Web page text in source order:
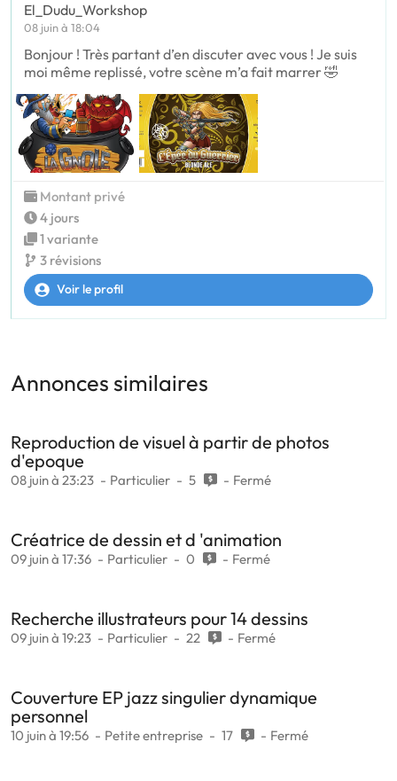
El_Dudu_Workshop
08 juin à 18:04
Bonjour ! Très partant d’en discuter avec vous ! Je suis
moi même replissé, votre scène m’a fait marrer 🤣
Montant privé
4 jours
1 variante
3 révisions
Voir le profil
Annonces similaires
Reproduction de visuel à partir de photos
d'epoque
08 juin à 23:23 Particulier 5 Fermé
Créatrice de dessin et d 'animation
09 juin à 17:36 Particulier 0 Fermé
Recherche illustrateurs pour 14 dessins
09 juin à 19:23 Particulier 22 Fermé
Couverture EP jazz singulier dynamique
personnel
10 juin à 19:56 Petite entreprise 17 Fermé